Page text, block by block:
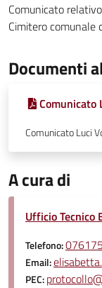
Comunicato
Cimitero comunale
Documenti
Comunicato
Comunicato Luci
A cura di
Ufficio Tecnico
Telefono:
Email:
PEC: